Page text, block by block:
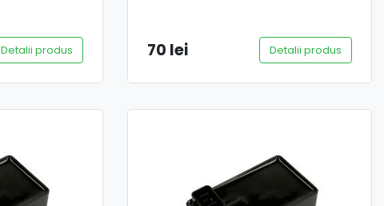
Detalii produs 70 lei Detalii produs